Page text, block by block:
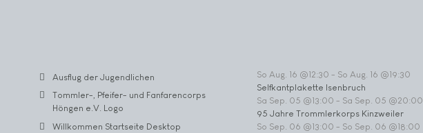
Ausflug der Jugendlichen
Tommler-, Pfeifer- und Fanfarencorps
Höngen e.V. Logo
Willkommen Startseite Desktop
So Aug. 16 @12:30 - So Aug. 16 @19:30
Selfkantplakette Isenbruch
Sa Sep. 05 @13:00 - Sa Sep. 05 @20:00
95 Jahre Trommlerkorps Kinzweiler
So Sep. 06 @13:00 - So Sep. 06 @18:00